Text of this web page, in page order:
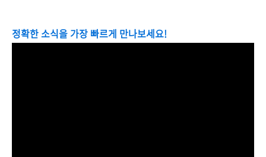
정확한 소식을 가장 빠르게 만나보세요!